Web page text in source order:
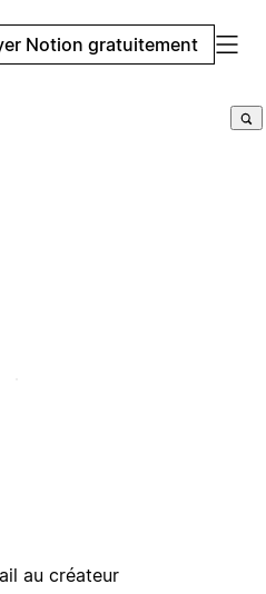
Notion gratuitement
au créateur